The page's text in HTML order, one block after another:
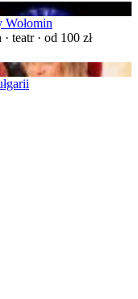
teatr · od 100 zł